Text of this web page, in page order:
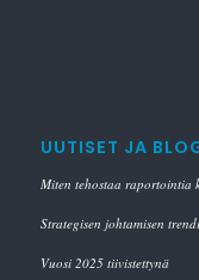
UUTISET JA
Miten tehostaa raportointia
Strategisen johtamisen
Vuosi 2025 tiivistettynä